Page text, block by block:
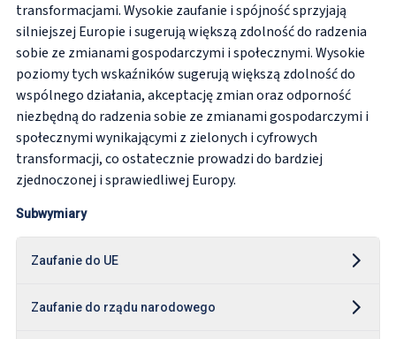
transformacjami. Wysokie zaufanie i spójność sprzyjają
silniejszej Europie i sugerują większą zdolność do radzenia
sobie ze zmianami gospodarczymi i społecznymi. Wysokie
poziomy tych wskaźników sugerują większą zdolność do
wspólnego działania, akceptację zmian oraz odporność
niezbędną do radzenia sobie ze zmianami gospodarczymi i
społecznymi wynikającymi z zielonych i cyfrowych
transformacji, co ostatecznie prowadzi do bardziej
zjednoczonej i sprawiedliwej Europy.
Subwymiary
Zaufanie do UE
Zaufanie do rządu narodowego